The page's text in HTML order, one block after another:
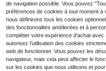
de navigation possible. Vous pouvez
préférences de cookies à tout moment à
nous définirons tous les cookies
des fonctionnalités améliorées et à
compléter votre expérience d'achat
autorisez l'utilisation des cookies
web de fonctionner. Vous pouvez les
navigateur, mais cela peut affecter le
sur les cookies que nous utilisons et